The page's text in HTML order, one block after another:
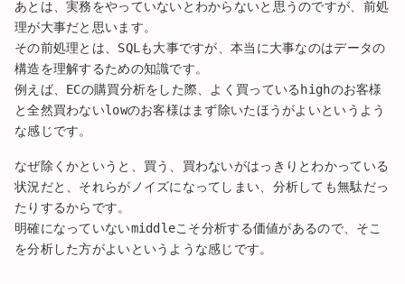
あとは、実務をやっていないとわからないと思うのですが、前処
理が大事だと思います。
その前処理とは、SQLも大事ですが、本当に大事なのはデータの
構造を理解するための知識です。
例えば、ECの購買分析をした際、よく買っているhighのお客様
と全然買わないlowのお客様はまず除いたほうがよいというよう
な感じです。
なぜ除くかというと、買う、買わないがはっきりとわかっている
状況だと、それらがノイズになってしまい、分析しても無駄だっ
たりするからです。
明確になっていないmiddleこそ分析する価値があるので、そこ
を分析した方がよいというような感じです。